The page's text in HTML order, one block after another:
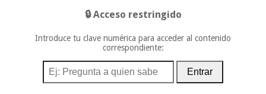
🔒 Acceso restringido
Introduce tu clave numérica para acceder al contenido
correspondiente:
Entrar